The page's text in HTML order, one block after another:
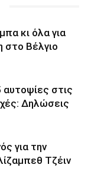
κι όλα για
στο Βέλγιο
στις
Δηλώσεις
για την
Τζέιν